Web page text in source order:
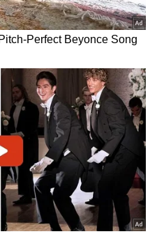
1917ರಲ್ಲಿ ಬ್ರಿಟಿಷರಿಗೆ 35 ಸಾವಿರ